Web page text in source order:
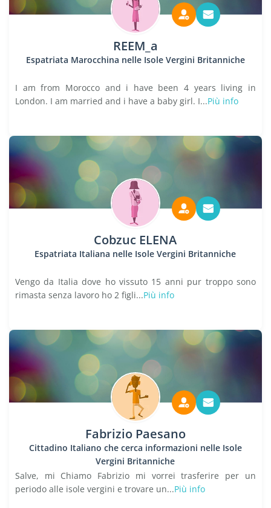
REEM_a
Espatriata Marocchina nelle Isole Vergini Britanniche
I am from Morocco and i have been 4 years living in
London. I am married and i have a baby girl. I...Più info
Cobzuc ELENA
Espatriata Italiana nelle Isole Vergini Britanniche
Vengo da Italia dove ho vissuto 15 anni pur troppo sono
rimasta senza lavoro ho 2 figli...Più info
Fabrizio Paesano
Cittadino Italiano che cerca informazioni nelle Isole
Vergini Britanniche
Salve, mi Chiamo Fabrizio mi vorrei trasferire per un
periodo alle isole vergini e trovare un...Più info